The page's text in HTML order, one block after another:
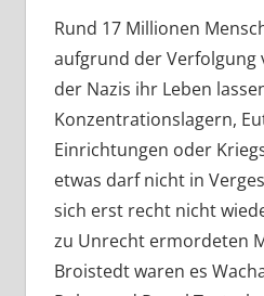
Rund 17 Millionen
aufgrund der Verfolgung
der Nazis ihr Leben
Konzentrationslagern,
Einrichtungen oder
etwas darf nicht in
sich erst recht nicht
zu Unrecht ermordeten
Broistedt waren es